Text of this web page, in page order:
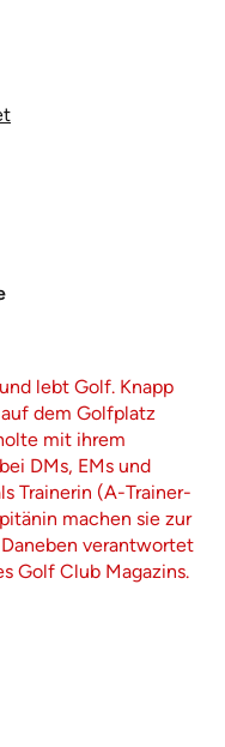
lebt Golf. Knapp
dem Golfplatz
mit ihrem
DMs, EMs und
Trainerin (A-Trainer-
machen sie zur
verantwortet
Golf Club Magazins.